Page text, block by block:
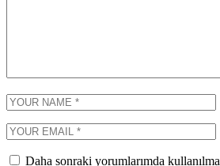
Daha sonraki yorumlarımda